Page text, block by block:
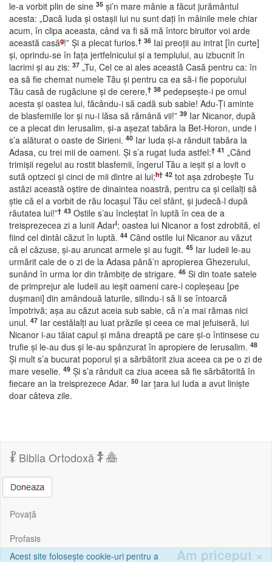
le-a vorbit plin de sine 35 şi’n mare mânie a făcut jurământul
acesta: „Dacă Iuda şi ostaşii lui nu sunt daţi în mâinile mele chiar
acum, în clipa aceasta, când va fi să mă întorc biruitor voi arde
această casăg!” Şi a plecat furios.† 36 Iai preoţii au intrat [în curte]
şi, oprindu-se în faţa jertfelnicului şi a templului, au izbucnit în
lacrimi şi au zis: 37 „Tu, Cel ce ai ales această Casă pentru ca: în
ea să fie chemat numele Tău şi pentru ca ea să-i fie poporului
Tău casă de rugăciune şi de cerere,† 38 pedepseşte-i pe omul
acesta şi oastea lui, făcându-i să cadă sub sabie! Adu-Ţi aminte
de blasfemiile lor şi nu-i lăsa să rămână vii!” 39 Iar Nicanor, după
ce a plecat din Ierusalim, şi-a aşezat tabăra la Bet-Horon, unde i
s’a alăturat o oaste de Sirieni. 40 Iar Iuda şi-a rânduit tabăra la
Adasa, cu trei mii de oameni. Şi s’a rugat Iuda astfel:† 41 „Când
trimişii regelui au rostit blasfemii, îngerul Tău a ieşit şi a lovit o
sută optzeci şi cinci de mii dintre ai lui;h† 42 tot aşa zdrobeşte Tu
astăzi această oştire de dinaintea noastră, pentru ca şi ceilalţi să
ştie că el a vorbit de rău locaşul Tău cel sfânt, şi judecă-l după
răutatea lui!”† 43 Ostile s’au încleştat în luptă în cea de a
treisprezecea zi a lunii Adari; oastea lui Nicanor a fost zdrobită, el
fiind cel dintâi căzut în luptă. 44 Când ostile Iui Nicanor au văzut
că el căzuse, şi-au aruncat armele şi au fugit. 45 Iar Iudeii le-au
urmărit cale de o zi de la Adasa până’n apropierea Ghezerului,
sunând în urma lor din trâmbiţe de strigare. 46 Si din toate satele
de primprejur ale Iudeii au ieşit oameni care-i copleşeau [pe
duşmani] din amândouă laturile, silindu-i să li se întoarcă
împotrivă; aşa au căzut aceia sub sabie, că n’a mai rămas nici
unul. 47 Iar cestălalţi au luat prăzile şi ceea ce mai jefuiseră, lui
Nicanor i-au tăiat capul şi mâna dreaptă pe care şi-o întinsese cu
trufie şi le-au dus şi le-au spânzurat în apropiere de Ierusalim. 48
Şi mult s’a bucurat poporul şi a sărbătorit ziua aceea ca pe o zi de
mare veselie. 49 Şi s’a rânduit ca ziua aceea să fie sărbătorită în
fiecare an la treisprezece Adar. 50 Iar ţara lui Iuda a avut linişte
doar câteva zile.
Biblia Ortodoxă
Povață
Profasis
Am priceput ×
Acest site folosește cookie-uri pentru a